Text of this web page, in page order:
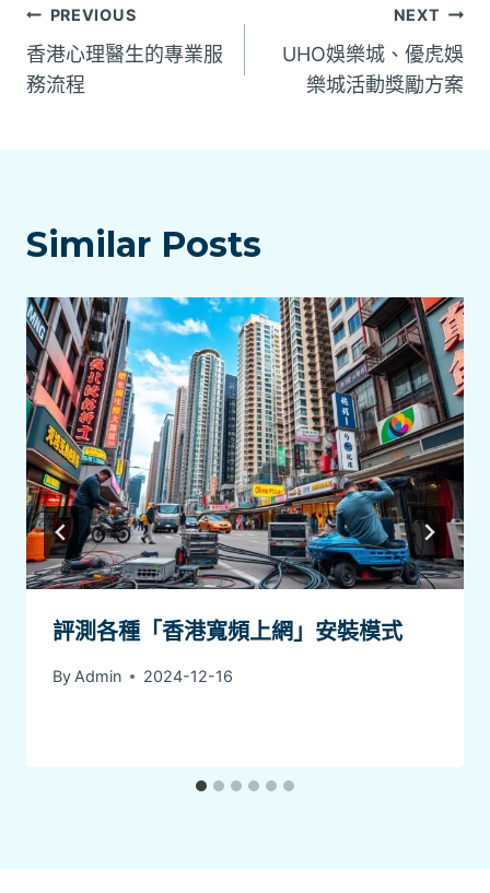
文
章
PREVIOUS
香港心理醫生的專業服
務流程
NEXT
UHO娛樂城、優虎娛
樂城活動獎勵方案
Similar Posts
評測各種「香港寬頻上網」安裝模式
By Admin 2024-12-16